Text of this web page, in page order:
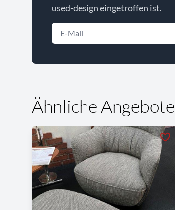
used-design eingetroffen ist.
Ähnliche Angebote